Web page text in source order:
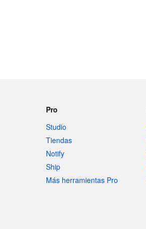
Pro
Studio
Tiendas
Notify
Ship
Más herramientas Pro